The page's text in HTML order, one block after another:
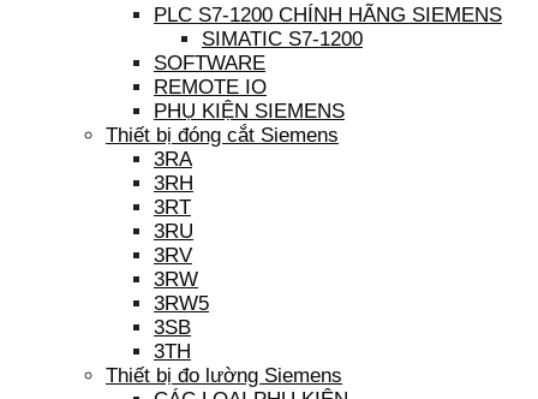
PLC S7-1200 CHÍNH HÃNG SIEMENS
SIMATIC S7-1200
SOFTWARE
REMOTE IO
PHỤ KIỆN SIEMENS
Thiết bị đóng cắt Siemens
3RA
3RH
3RT
3RU
3RV
3RW
3RW5
3SB
3TH
Thiết bị đo lường Siemens